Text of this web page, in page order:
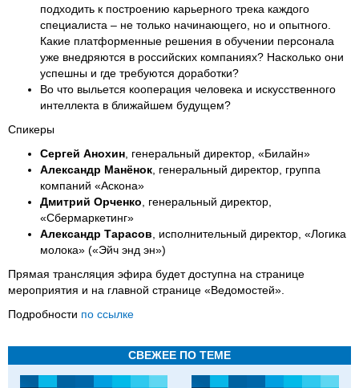
подходить к построению карьерного трека каждого
специалиста – не только начинающего, но и опытного.
Какие платформенные решения в обучении персонала
уже внедряются в российских компаниях? Насколько они
успешны и где требуются доработки?
Во что выльется кооперация человека и искусственного
интеллекта в ближайшем будущем?
Спикеры
Сергей Анохин , генеральный директор, «Билайн»
Александр Манёнок , генеральный директор, группа
компаний «Аскона»
Дмитрий Орченко , генеральный директор,
«Сбермаркетинг»
Александр Тарасов , исполнительный директор, «Логика
молока» («Эйч энд эн»)
Прямая трансляция эфира будет доступна на странице
мероприятия и на главной странице «Ведомостей».
Подробности по ссылке
СВЕЖЕЕ ПО ТЕМЕ